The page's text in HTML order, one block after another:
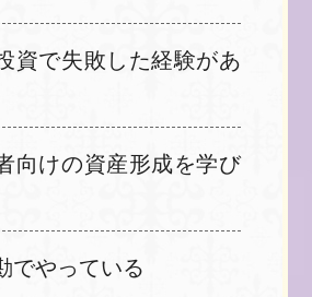
資で失敗した経験があ
向けの資産形成を学び
でやっている